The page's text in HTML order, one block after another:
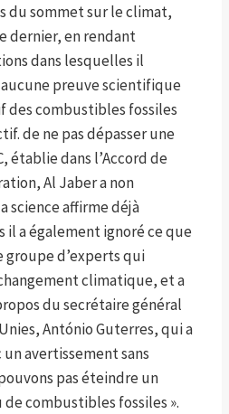
du sommet sur le climat,
dernier, en rendant
dans lesquelles il
preuve scientifique
des combustibles fossiles
de ne pas dépasser une
établie dans l’Accord de
Al Jaber a non
science affirme déjà
a également ignoré ce que
groupe d’experts qui
climatique, et a
du secrétaire général
António Guterres, qui a
avertissement sans
pas éteindre un
combustibles fossiles ».